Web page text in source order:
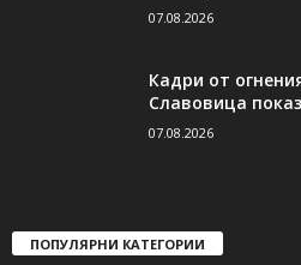
07.08.2026
Кадри от
Славовица
07.08.2026
ПОПУЛЯРНИ КАТЕГОРИИ